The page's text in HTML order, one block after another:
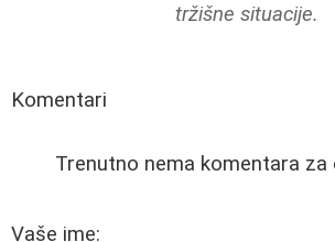
tržišne situacije.
Komentari
Trenutno nema komentara za
Vaše ime: